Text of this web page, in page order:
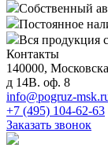
Собственный
Постоянное
Вся продукция
Контакты
140000,
д 14В. оф. 8
info@pogruz-
+7 (495) 104-62-63
Заказать звонок